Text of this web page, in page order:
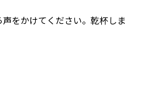
をかけてください。乾杯しま